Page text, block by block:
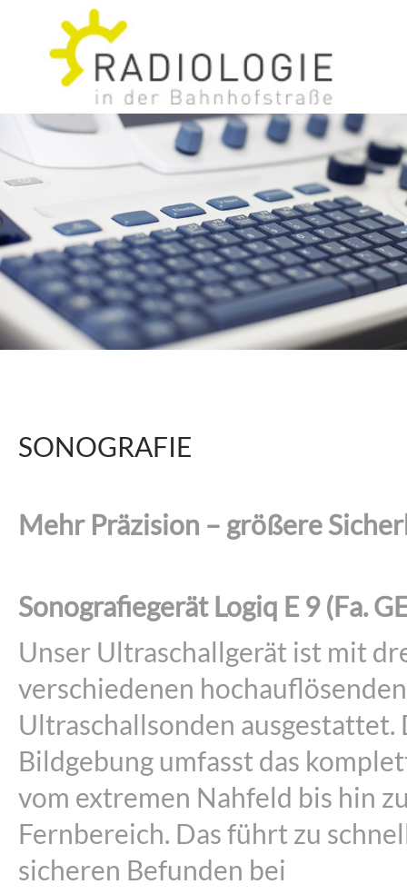
SONOGRAFIE
Mehr Präzision – größere
Sonografiegerät Logiq E 9 (Fa.
Unser Ultraschallgerät ist mit
verschiedenen hochauflösenden
Ultraschallsonden ausgestattet.
Bildgebung umfasst das
vom extremen Nahfeld bis hin
Fernbereich. Das führt zu
sicheren Befunden bei